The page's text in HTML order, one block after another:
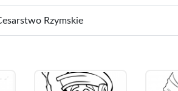
Rzymskie